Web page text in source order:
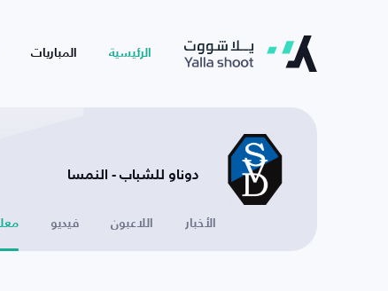
الرئيسية المباريات
دوناو للشباب - النمسا
الأخبار اللاعبون فيديو